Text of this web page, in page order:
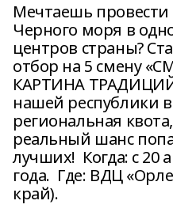
Мечтаешь провести
Черного моря в
центров страны?
отбор на 5 смену
КАРТИНА
нашей республики
региональная
реальный шанс
лучших! Когда: с 20
года. Где: ВДЦ
край).